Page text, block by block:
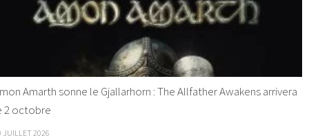
Amarth sonne le Gjallarhorn : The Allfather Awakens arrivera
2 octobre
JUILLET 2026